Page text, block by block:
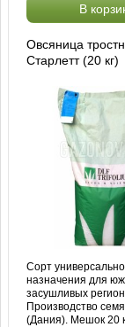
В
Овсяница
Старлетт (20 кг)
Сорт
назначения для
засушливых
Производство
(Дания). Мешок 20